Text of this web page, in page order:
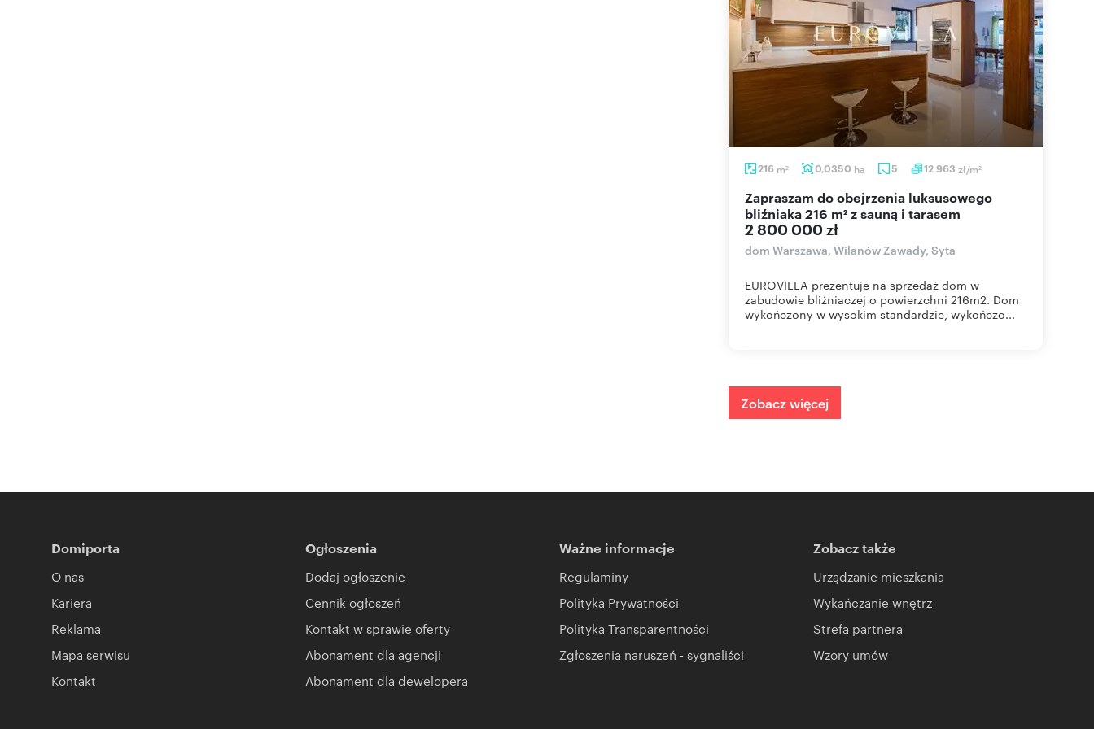
216 m2 0,0350 ha 5 12 963 zł/m2
Zapraszam do obejrzenia luksusowego
bliźniaka 216 m² z sauną i tarasem
2 800 000 zł
dom Warszawa, Wilanów Zawady, Syta
EUROVILLA prezentuje na sprzedaż dom w
zabudowie bliźniaczej o powierzchni 216m2. Dom
wykończony w wysokim standardzie, wykończo...
Zobacz więcej
Domiporta
O nas
Kariera
Reklama
Mapa serwisu
Kontakt
Ogłoszenia
Dodaj ogłoszenie
Cennik ogłoszeń
Kontakt w sprawie oferty
Abonament dla agencji
Abonament dla dewelopera
Ważne informacje
Regulaminy
Polityka Prywatności
Polityka Transparentności
Zgłoszenia naruszeń - sygnaliści
Zobacz także
Urządzanie mieszkania
Wykańczanie wnętrz
Strefa partnera
Wzory umów